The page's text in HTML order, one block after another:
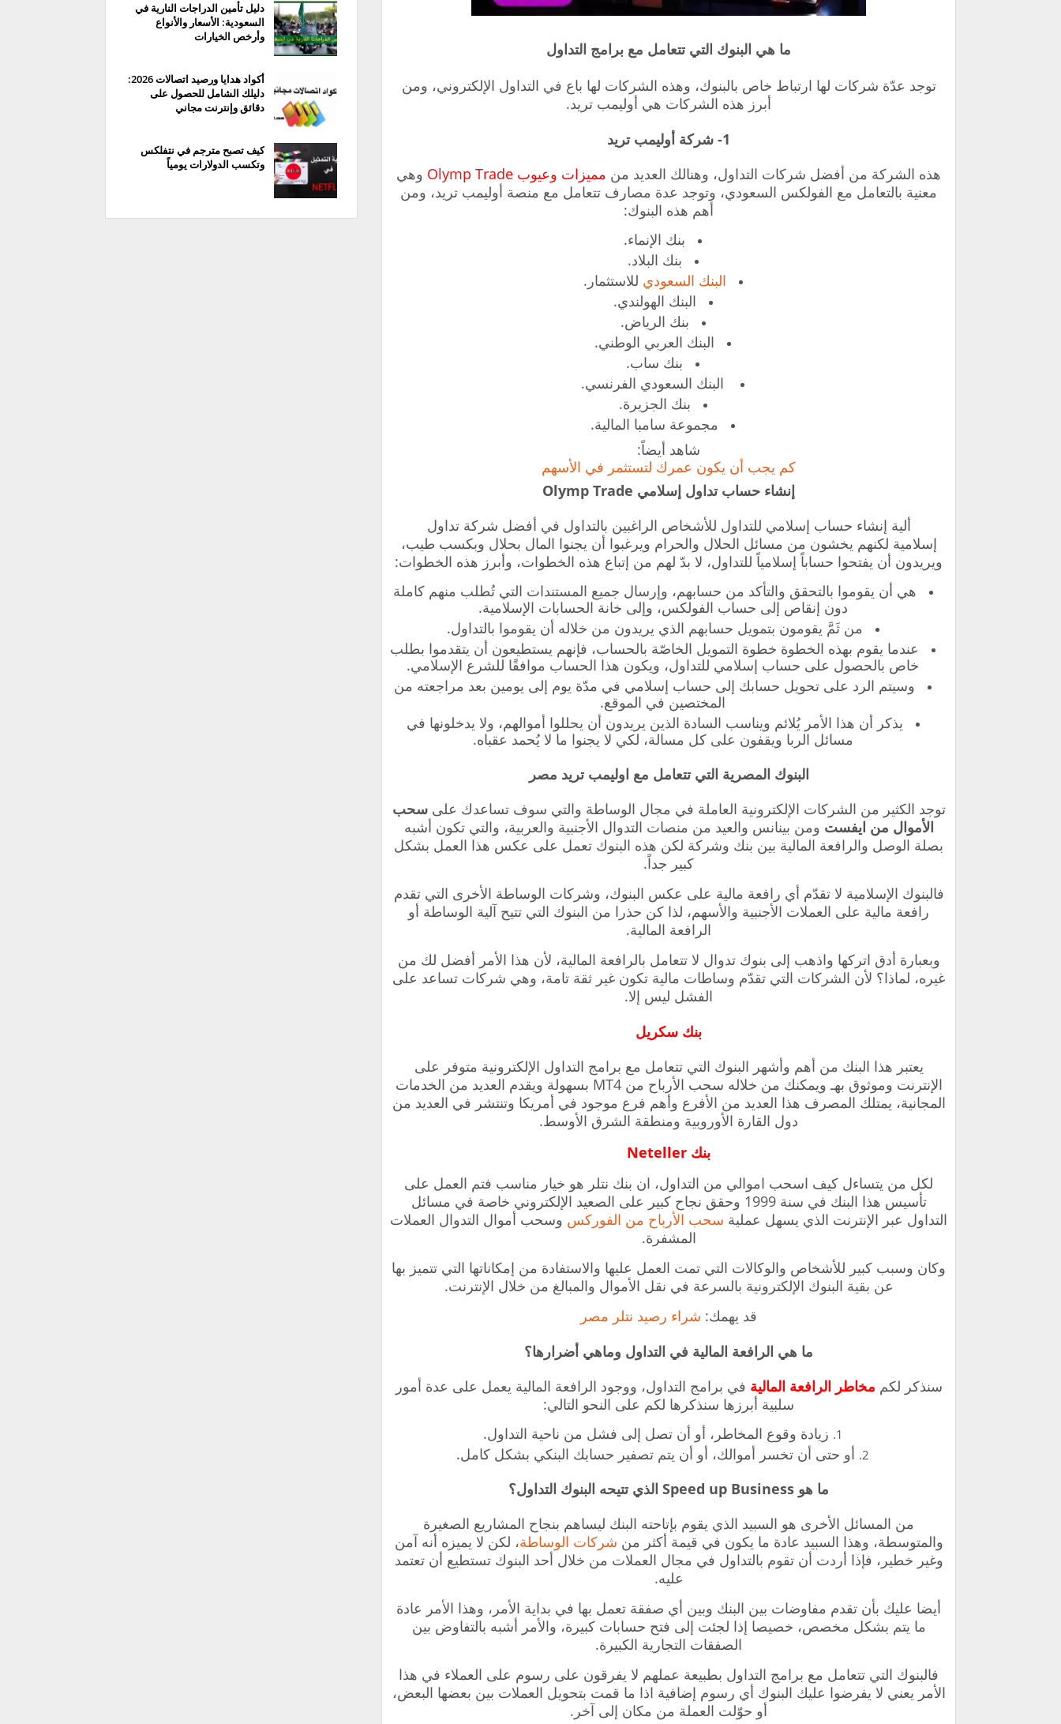
ما هي البنوك التي تتعامل مع برامج التداول
توجد عدّة شركات لها ارتباط خاص بالبنوك، وهذه الشركات لها باع في التداول الإلكتروني، ومن
أبرز هذه الشركات هي أوليمب تريد.
1- شركة أوليمب تريد
هذه الشركة من أفضل شركات التداول، وهنالك العديد من مميزات وعيوب Olymp Trade
وهي
معنية بالتعامل مع الفولكس السعودي، وتوجد عدة مصارف تتعامل مع منصة أوليمب تريد، ومن
أهم هذه البنوك:
بنك الإنماء.
بنك البلاد.
البنك السعودي للاستثمار.
البنك الهولندي.
بنك الرياض.
البنك العربي الوطني.
بنك ساب.
البنك السعودي الفرنسي.
بنك الجزيرة.
مجموعة سامبا المالية.
شاهد أيضاً:
كم يجب أن يكون عمرك لتستثمر في الأسهم
إنشاء حساب تداول إسلامي Olymp Trade
ألية إنشاء حساب إسلامي للتداول للأشخاص الراغبين بالتداول في أفضل شركة تداول
إسلامية لكنهم يخشون من مسائل الحلال والحرام ويرغبوا أن يجنوا المال بحلال وبكسب طيب،
ويريدون أن يفتحوا حساباً إسلامياً للتداول، لا بدّ لهم من إتباع هذه الخطوات، وأبرز هذه الخطوات:
هي أن يقوموا بالتحقق والتأكد من حسابهم، وإرسال جميع المستندات التي تُطلب منهم كاملة
دون إنقاص إلى حساب الفولكس، وإلى خانة الحسابات الإسلامية.
من ثَمَّ يقومون بتمويل حسابهم الذي يريدون من خلاله أن يقوموا بالتداول.
عندما يقوم بهذه الخطوة خطوة التمويل الخاصّة بالحساب، فإنهم يستطيعون أن يتقدموا بطلب
خاص بالحصول على حساب إسلامي للتداول، ويكون هذا الحساب موافقًا للشرع الإسلامي.
وسيتم الرد على تحويل حسابك إلى حساب إسلامي في مدّة يوم إلى يومين بعد مراجعته من
المختصين في الموقع.
يذكر أن هذا الأمر يُلائم ويناسب السادة الذين يريدون أن يحللوا أموالهم، ولا يدخلونها في
مسائل الربا ويقفون على كل مسالة، لكي لا يجنوا ما لا يُحمد عقباه.
البنوك المصرية التي تتعامل مع اوليمب تريد مصر
توجد الكثير من الشركات الإلكترونية العاملة في مجال الوساطة والتي سوف تساعدك علىسحب
الأموال من ايفست ومن بينانس والعيد من منصات التدوال الأجنبية والعربية، والتي تكون أشبه
بصلة الوصل والرافعة المالية بين بنك وشركة لكن هذه البنوك تعمل على عكس هذا العمل بشكل
كبير جداً.
فالبنوك الإسلامية لا تقدّم أي رافعة مالية على عكس البنوك، وشركات الوساطة الأخرى التي تقدم
رافعة مالية على العملات الأجنبية والأسهم، لذا كن حذرا من البنوك التي تتيح آلية الوساطة أو
الرافعة المالية.
وبعبارة أدق اتركها واذهب إلى بنوك تدوال لا تتعامل بالرافعة المالية، لأن هذا الأمر أفضل لك من
غيره، لماذا؟ لأن الشركات التي تقدّم وساطات مالية تكون غير ثقة تامة، وهي شركات تساعد على
الفشل ليس إلا.
بنك سكريل
يعتبر هذا البنك من أهم وأشهر البنوك التي تتعامل مع برامج التداول الإلكترونية متوفر على
الإنترنت وموثوق بهـ ويمكنك من خلاله سحب الأرباح من MT4 بسهولة
ويقدم العديد من الخدمات
المجانية، يمتلك المصرف هذا العديد من الأفرع وأهم فرع موجود في أمريكا وتنتشر في العديد من
دول القارة الأوروبية ومنطقة الشرق الأوسط.
بنك Neteller
لكل من يتساءل كيف اسحب اموالي من التداول، ان بنك نتلر هو خيار مناسب فتم العمل على
تأسيس هذا البنك في سنة 1999 وحقق نجاح كبير على الصعيد الإلكتروني خاصة في مسائل
التداول عبر الإنترنت الذي يسهل عملية سحب الأرباح من الفوركس وسحب أموال التدوال العملات
المشفرة.
وكان وسبب كبير للأشخاص والوكالات التي تمت العمل عليها والاستفادة من إمكاناتها التي تتميز بها
عن بقية البنوك الإلكترونية بالسرعة في نقل الأموال والمبالغ من خلال الإنترنت.
قد يهمك: شراء رصيد نتلر مصر
ما هي الرافعة المالية في التداول وماهي أضرارها؟
سنذكر لكم مخاطر الرافعة المالية في برامج التداول، ووجود الرافعة المالية يعمل على عدة أمور
سلبية أبرزها سنذكرها لكم على النحو التالي:
زيادة وقوع المخاطر، أو أن تصل إلى فشل من ناحية التداول.
أو حتى أن تخسر أموالك، أو أن يتم تصفير حسابك البنكي بشكل كامل.
ما هو Speed up Business الذي تتيحه البنوك التداول؟
من المسائل الأخرى هو السبيد الذي يقوم بإتاحته البنك ليساهم بنجاح المشاريع الصغيرة
والمتوسطة، وهذا السبيد عادة ما يكون في قيمة أكثر من شركات الوساطة، لكن لا يميزه أنه آمن
وغير خطير، فإذا أردت أن تقوم بالتداول في مجال العملات من خلال أحد البنوك تستطيع أن تعتمد
عليه.
أيضا عليك بأن تقدم مفاوضات بين البنك وبين أي صفقة تعمل بها في بداية الأمر، وهذا الأمر عادة
ما يتم بشكل مخصص، خصيصا إذا لجئت إلى فتح حسابات كبيرة، والأمر أشبه بالتفاوض بين
الصفقات التجارية الكبيرة.
فالبنوك التي تتعامل مع برامج التداول بطبيعة عملهم لا يفرقون على رسوم على العملاء في هذا
الأمر يعني لا يفرضوا عليك البنوك أي رسوم إضافية اذا ما قمت بتحويل العملات بين بعضها البعض،
أو حوّلت العملة من مكان إلى آخر.
دليل تأمين الدراجات النارية في
السعودية: الأسعار والأنواع
وأرخص الخيارات
أكواد هدايا ورصيد اتصالات 2026:
دليلك الشامل للحصول على
دقائق وإنترنت مجاني
كيف تصبح مترجم في نتفلكس
وتكسب الدولارات يومياً